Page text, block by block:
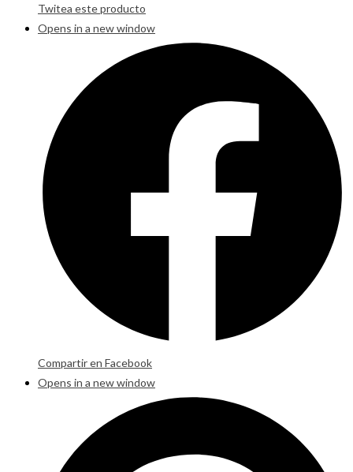
Twitea este producto
Opens in a new window
Compartir en Facebook
Opens in a new window